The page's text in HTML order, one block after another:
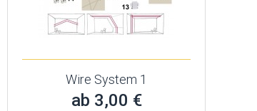
Wire System 1
ab 3,00 €